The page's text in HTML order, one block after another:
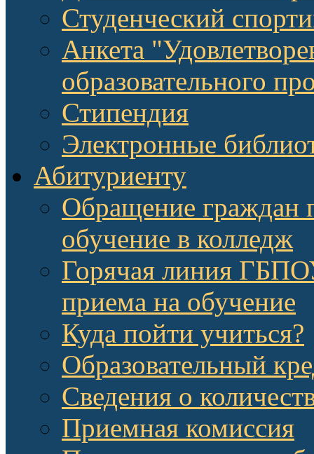
Студенческий
Анкета
образовательного
Стипендия
Электронные
Абитуриенту
Обращение граждан
обучение в колледж
Горячая линия
приема на обучение
Куда пойти учиться?
Образовательный
Сведения о
Приемная комиссия